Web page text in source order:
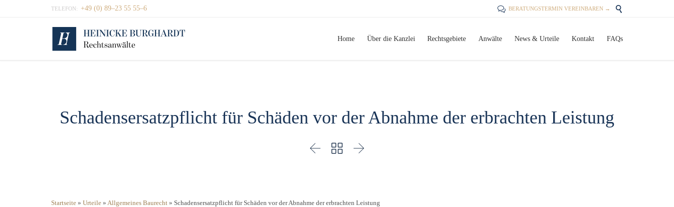
TELEFON: +49 (0) 89–23 55 55–6  BERATUNGSTERMIN VEREINBAREN → 
Home Über die Kanzlei Rechtsgebiete Anwälte News & Urteile Kontakt FAQs
Schadensersatzpflicht für Schäden vor der Abnahme der erbrachten Leistung
  
Startseite » Urteile » Allgemeines Baurecht » Schadensersatzpflicht für Schäden vor der Abnahme der erbrachten Leistung